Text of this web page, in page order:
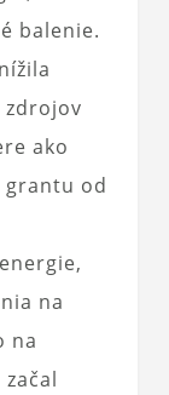
balenie.
zdrojov
ako
od
na
na